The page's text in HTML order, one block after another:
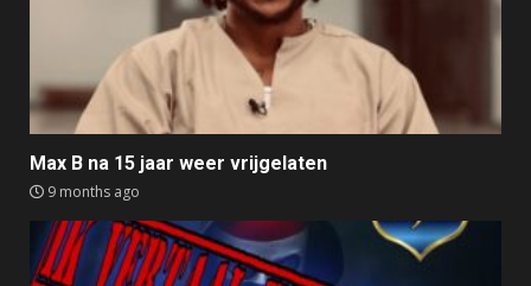
Max B na 15 jaar weer vrijgelaten
9 months ago